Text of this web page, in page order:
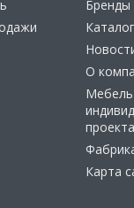
Бренды
О
Карта